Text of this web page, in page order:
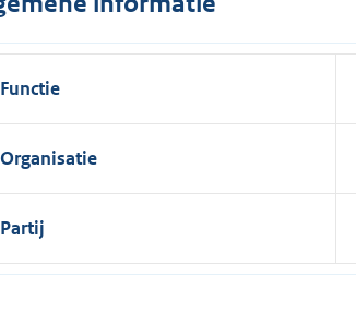
n
e
n
:
Functie
Organisatie
Partij